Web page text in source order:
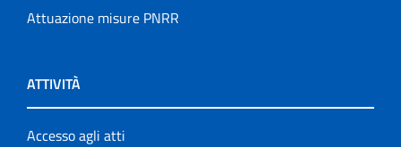
Attuazione misure PNRR
ATTIVITÀ
Accesso agli atti